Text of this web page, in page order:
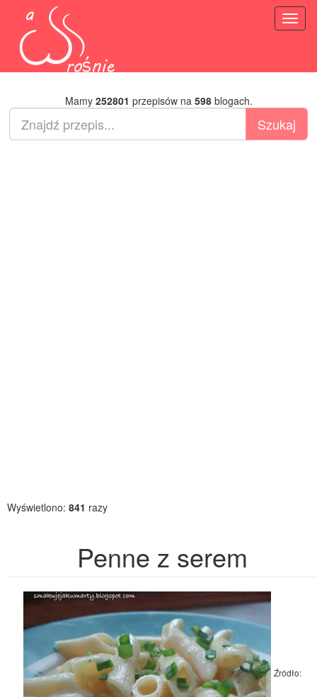
Mamy 252801 przepisów na 598blogach.
Wyświetlono: 841 razy
Penne z serem
Źródło: